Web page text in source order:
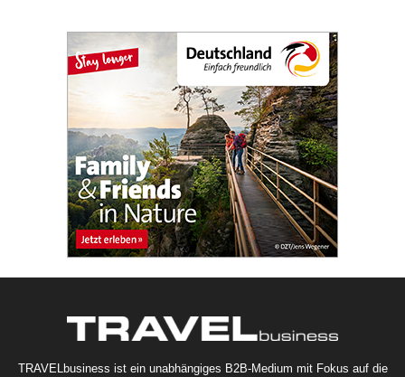
TRAVELbusiness ist ein unabhängiges B2B-Medium mit Fokus auf die